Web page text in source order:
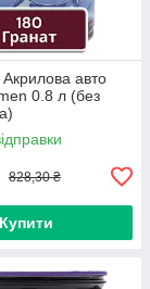
авто
0.8 л (без
828,30 ₴
Купити